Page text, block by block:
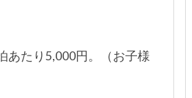
あたり5,000円。（お子様